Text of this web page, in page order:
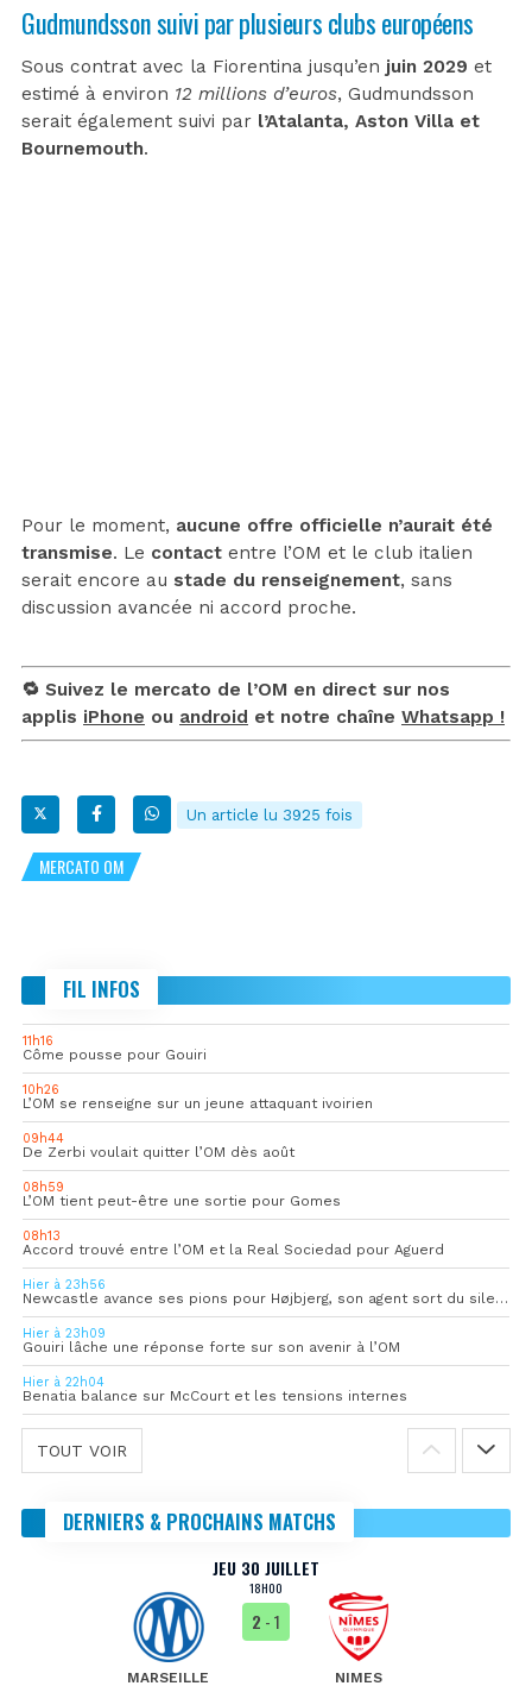
Gudmundsson suivi par plusieurs clubs européens
Sous contrat avec la Fiorentina jusqu’en juin 2029 et
estimé à environ 12 millions d’euros, Gudmundsson
serait également suivi par l’Atalanta, Aston Villa et
Bournemouth.
Pour le moment, aucune offre officielle n’aurait été
transmise. Le contact entre l’OM et le club italien
serait encore au stade du renseignement, sans
discussion avancée ni accord proche.
🔁 Suivez le mercato de l’OM en direct sur nos
applis iPhone ou android et notre chaîne Whatsapp !
Un article lu 3925 fois
MERCATO OM
FIL INFOS
11h16
Côme pousse pour Gouiri
10h26
L’OM se renseigne sur un jeune attaquant ivoirien
09h44
De Zerbi voulait quitter l’OM dès août
08h59
L’OM tient peut-être une sortie pour Gomes
08h13
Accord trouvé entre l’OM et la Real Sociedad pour Aguerd
Hier à 23h56
Newcastle avance ses pions pour Højbjerg, son agent sort du silence
Hier à 23h09
Gouiri lâche une réponse forte sur son avenir à l’OM
Hier à 22h04
Benatia balance sur McCourt et les tensions internes
TOUT VOIR
DERNIERS & PROCHAINS MATCHS
JEU 30 JUILLET
18H00
MARSEILLE
2 - 1
NIMES